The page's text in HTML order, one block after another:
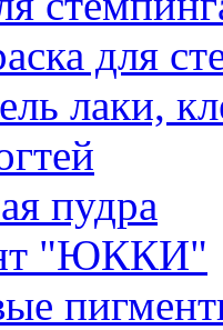
для
лаки,
пудра
"ЮККИ"